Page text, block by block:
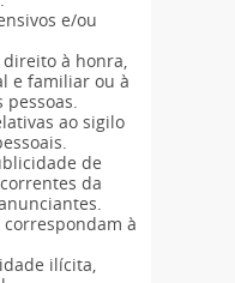
e/ou
à honra,
e familiar ou à
pessoas.
ao sigilo
de
da
à
ilícita,